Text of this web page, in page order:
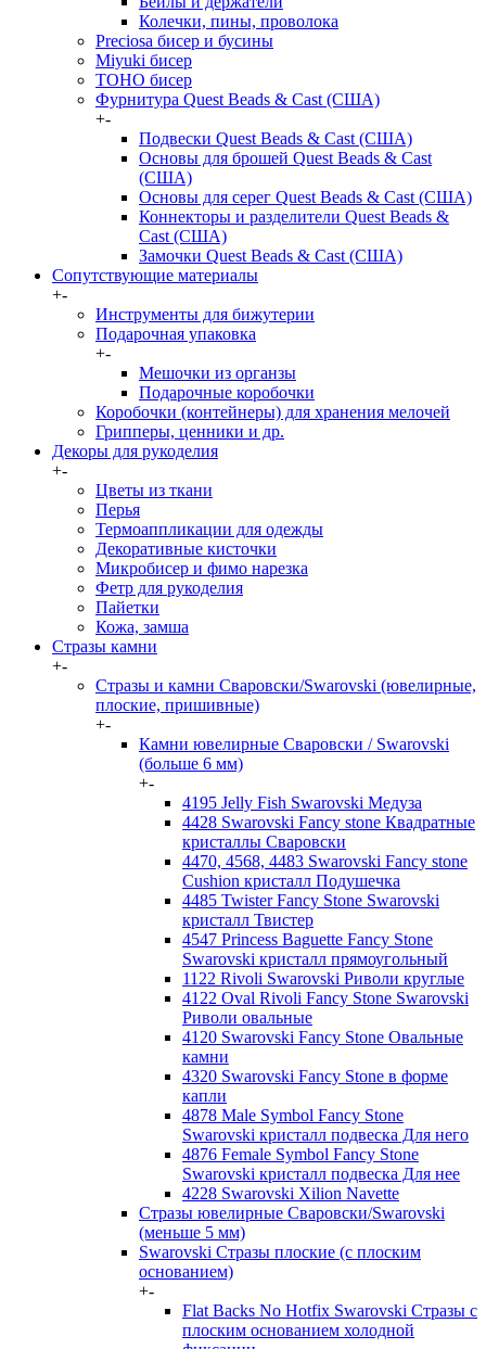
Колечки, пины, проволока
Preciosa бисер и бусины
Miyuki бисер
TOHO бисер
Фурнитура Quest Beads & Cast (США)
+-
Подвески Quest Beads & Cast (США)
Основы для брошей Quest Beads & Cast
(США)
Основы для серег Quest Beads & Cast (США)
Коннекторы и разделители Quest Beads &
Cast (США)
Замочки Quest Beads & Cast (США)
Сопутствующие материалы
+-
Инструменты для бижутерии
Подарочная упаковка
+-
Мешочки из органзы
Подарочные коробочки
Коробочки (контейнеры) для хранения мелочей
Грипперы, ценники и др.
Декоры для рукоделия
+-
Цветы из ткани
Перья
Термоаппликации для одежды
Декоративные кисточки
Микробисер и фимо нарезка
Фетр для рукоделия
Пайетки
Кожа, замша
Стразы камни
+-
Стразы и камни Сваровски/Swarovski (ювелирные,
плоские, пришивные)
+-
Камни ювелирные Сваровски / Swarovski
(больше 6 мм)
+-
4195 Jelly Fish Swarovski Медуза
4428 Swarovski Fancy stone Квадратные
кристаллы Сваровски
4470, 4568, 4483 Swarovski Fancy stone
Cushion кристалл Подушечка
4485 Twister Fancy Stone Swarovski
кристалл Твистер
4547 Princess Baguette Fancy Stone
Swarovski кристалл прямоугольный
1122 Rivoli Swarovski Риволи круглые
4122 Oval Rivoli Fancy Stone Swarovski
Риволи овальные
4120 Swarovski Fancy Stone Овальные
камни
4320 Swarovski Fancy Stone в форме
капли
4878 Male Symbol Fancy Stone
Swarovski кристалл подвеска Для него
4876 Female Symbol Fancy Stone
Swarovski кристалл подвеска Для нее
4228 Swarovski Xilion Navette
Стразы ювелирные Сваровски/Swarovski
(меньше 5 мм)
Swarovski Стразы плоские (с плоским
основанием)
+-
Flat Backs No Hotfix Swarovski Стразы с
плоским основанием холодной